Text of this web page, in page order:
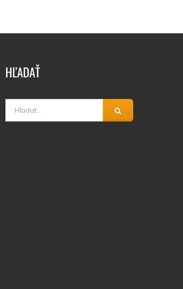
HĽADAŤ